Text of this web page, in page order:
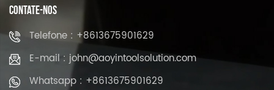
CONTATE-NOS
Telefone : +8613675901629
E-mail : john@aoyintoolsolution.com
Whatsapp : +8613675901629